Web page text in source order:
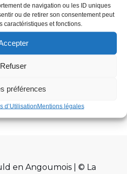
de navigation ou les ID uniques
ou de retirer son consentement peut
caractéristiques et fonctions.
Refuser
préférences
d’UtilisationMentions légales
2026 – 2027
première rentrée dans une
en Angoumois | © La